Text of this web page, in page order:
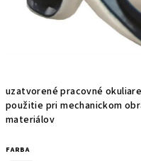
uzatvorené pracovné
použitie pri mechanickom
materiálov
FARBA